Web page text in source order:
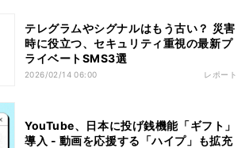
テレグラムやシグナルはもう古い？ 災害
時に役立つ、セキュリティ重視の最新プ
ライベートSMS3選
2026/02/14 06:00 レポート
YouTube、日本に投げ銭機能「ギフト」
導入 - 動画を応援する「ハイプ」も拡充